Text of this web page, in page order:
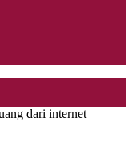
dari internet